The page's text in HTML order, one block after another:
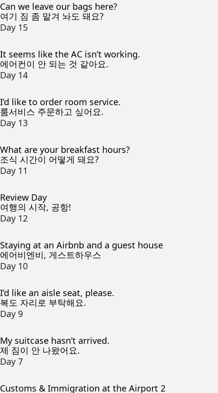
Can we leave our bags here?
여기 짐 좀 맡겨 놔도 돼요?
Day 15
It seems like the AC isn’t working.
에어컨이 안 되는 것 같아요.
Day 14
I’d like to order room service.
룸서비스 주문하고 싶어요.
Day 13
What are your breakfast hours?
조식 시간이 어떻게 돼요?
Day 11
Review Day
여행의 시작, 공항!
Day 12
Staying at an Airbnb and a guest house
에어비엔비, 게스트하우스
Day 10
I’d like an aisle seat, please.
복도 자리로 부탁해요.
Day 9
My suitcase hasn’t arrived.
제 짐이 안 나왔어요.
Day 7
Customs & Immigration at the Airport 2